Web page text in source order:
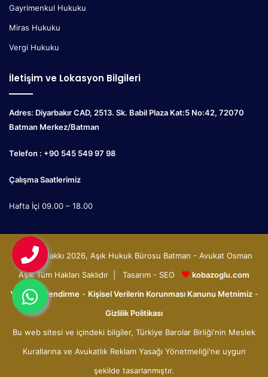
Gayrimenkul Hukuku
Miras Hukuku
Vergi Hukuku
İletişim ve Lokasyon Bilgileri
Adres: Diyarbakır CAD, 2513. Sk. Babil Plaza Kat:5 No:42, 72070
Batman Merkez/Batman
Telefon : +90 545 549 97 98
Çalışma Saatlerimiz
Hafta İçi 09.00 – 18.00
© Telif Hakkı 2026, Aşık Hukuk Bürosu Batman - Avukat Osman
Aşık Tüm Hakları Saklıdır | Tasarım - SEO
kobazoglu.com
Yasal Bilgilendirme- Kişisel Verilerin Korunması Kanunu Metnimiz-
Gizlilik Politikası
Bu web sitesi ve içindeki bilgiler, Türkiye Barolar Birliği'nin Meslek
Kurallarına ve Avukatlık Reklam Yasağı Yönetmeliği'ne uygun
şekilde tasarlanmıştır.